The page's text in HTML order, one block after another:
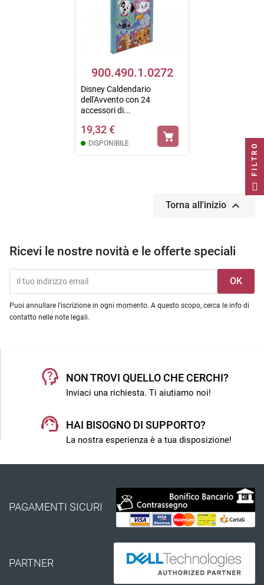
900.490.1.0272
Disney Caldendario
dell'Avvento con 24
accessori di...
19,32 €
DISPONIBILE
Torna all'inizio 
Ricevi le nostre novità e le offerte speciali
Puoi annullare l'iscrizione in ogni momento. A questo scopo, cerca le info di
contatto nelle note legali.
NON TROVI QUELLO CHE CERCHI?
Inviaci una richiesta. Ti aiutiamo noi!
HAI BISOGNO DI SUPPORTO?
La nostra esperienza è a tua disposizione!
PAGAMENTI SICURI
PARTNER
FILTRO